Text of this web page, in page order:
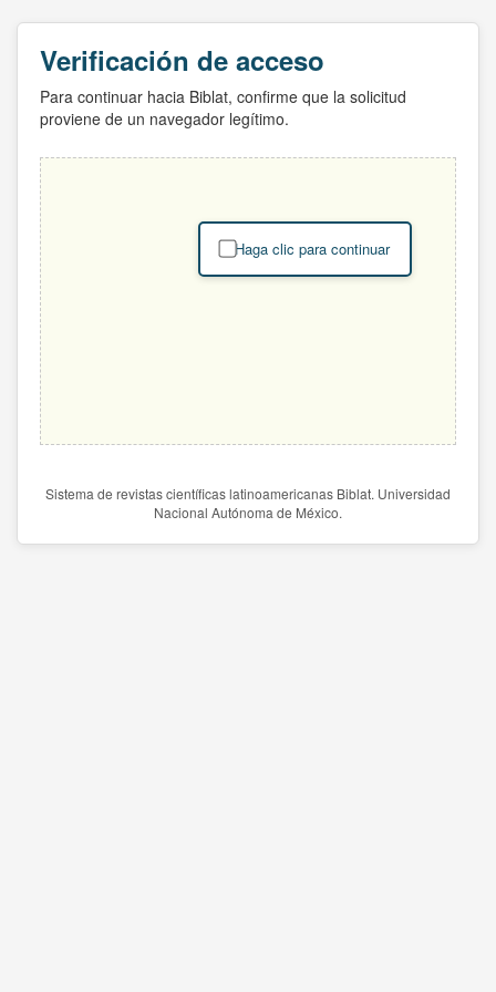
Verificación de acceso
Para continuar hacia Biblat, confirme que la solicitud
proviene de un navegador legítimo.
Haga clic para continuar
Sistema de revistas científicas latinoamericanas Biblat. Universidad
Nacional Autónoma de México.